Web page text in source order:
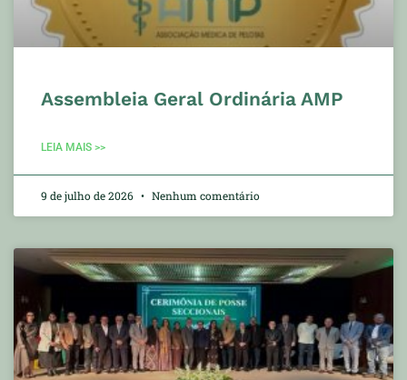
Assembleia Geral Ordinária AMP
LEIA MAIS >>
9 de julho de 2026 Nenhum comentário